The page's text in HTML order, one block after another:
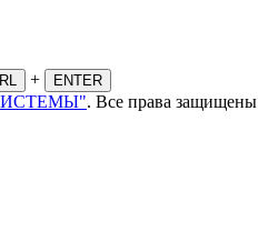
+ ENTER
. Все права защищены